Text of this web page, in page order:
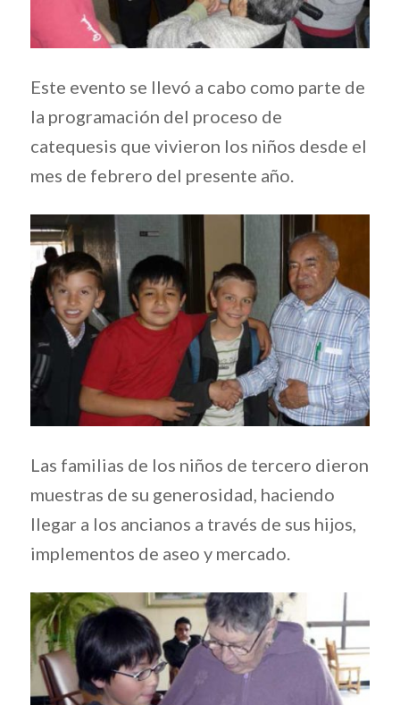
Este evento se llevó a cabo como parte de
la programación del proceso de
catequesis que vivieron los niños desde el
mes de febrero del presente año.
Las familias de los niños de tercero dieron
muestras de su generosidad, haciendo
llegar a los ancianos a través de sus hijos,
implementos de aseo y mercado.